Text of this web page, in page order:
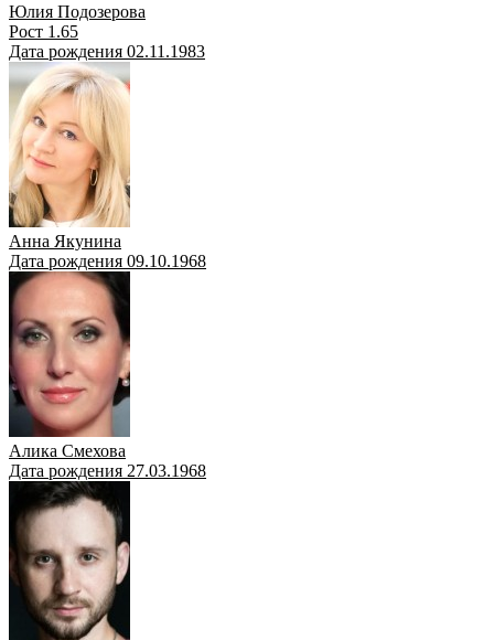
Юлия Подозерова
Рост 1.65
Дата рождения 02.11.1983
Анна Якунина
Дата рождения 09.10.1968
Алика Смехова
Дата рождения 27.03.1968